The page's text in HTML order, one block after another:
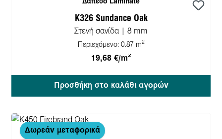
Δάπεδο Laminate
K326 Sundance Oak
Στενή σανίδα | 8 mm
Περιεχόμενο: 0.87 m2
19,68 €/m2
Προσθήκη στο καλάθι αγορών
Δωρεάν μεταφορικά